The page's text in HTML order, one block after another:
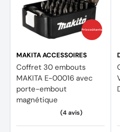
Prix coûtants
MAKITA ACCESSOIRES
Coffret 30 embouts
MAKITA E-00016 avec
porte-embout
magnétique